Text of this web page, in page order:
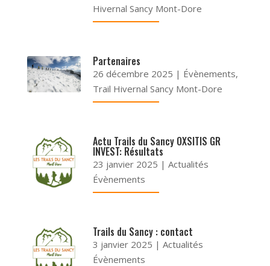
Hivernal Sancy Mont-Dore
Partenaires
26 décembre 2025 | Évènements,
Trail Hivernal Sancy Mont-Dore
Actu Trails du Sancy OXSITIS GR
INVEST: Résultats
23 janvier 2025 |Actualités
Évènements
Trails du Sancy : contact
3 janvier 2025 |Actualités
Évènements